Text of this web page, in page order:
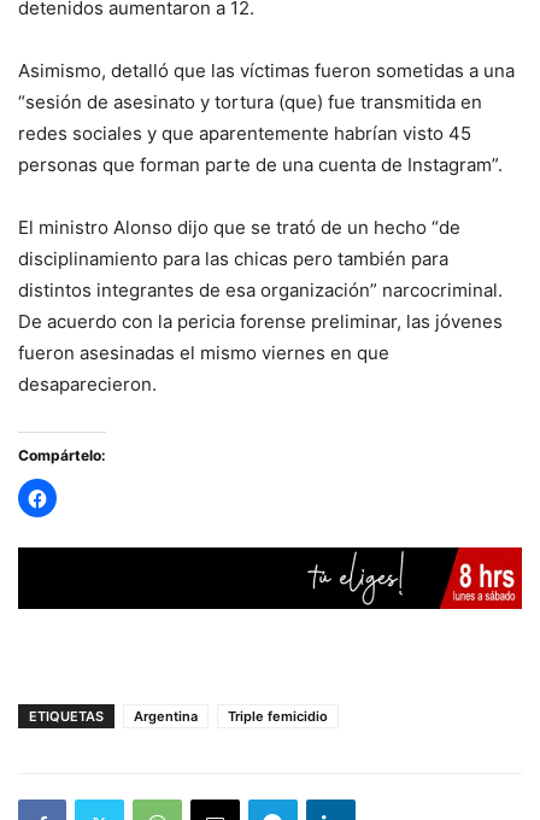
detenidos aumentaron a 12.
Asimismo, detalló que las víctimas fueron sometidas a una
“sesión de asesinato y tortura (que) fue transmitida en
redes sociales y que aparentemente habrían visto 45
personas que forman parte de una cuenta de Instagram”.
El ministro Alonso dijo que se trató de un hecho “de
disciplinamiento para las chicas pero también para
distintos integrantes de esa organización” narcocriminal.
De acuerdo con la pericia forense preliminar, las jóvenes
fueron asesinadas el mismo viernes en que
desaparecieron.
Compártelo:
ETIQUETAS Argentina Triple femicidio